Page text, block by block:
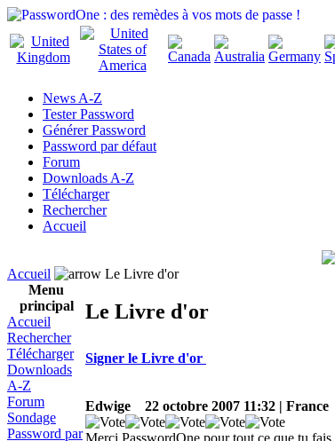
News A-Z
Tester Password
Générer Password
Password par défaut
Forum
Downloads A-Z
Télécharger
Rechercher
Accueil
Accueil
Le Livre d'or
Menu
principal
Accueil
Rechercher
Télécharger
Downloads
A-Z
Forum
Sondage
Password par
Le Livre d'or
Signer le Livre d'or
Edwige 22 octobre 2007 11:32 | France
Merci PasswordOne pour tout ce que tu fais.